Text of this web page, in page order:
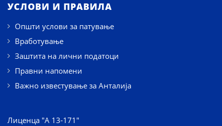
УСЛОВИ И ПРАВИЛА
Општи услови за патување
Вработување
Заштита на лични податоци
Правни напомени
Важно известување за Анталија
Лиценца "А 13-171"